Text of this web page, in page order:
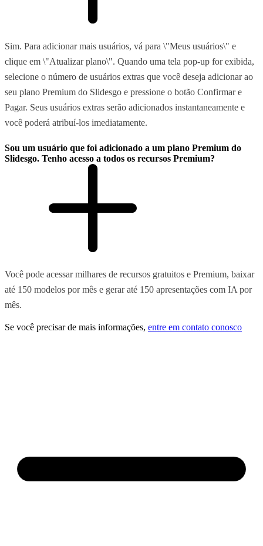
Sim. Para adicionar mais usuários, vá para \"Meus usuários\" e
clique em \"Atualizar plano\". Quando uma tela pop-up for exibida,
selecione o número de usuários extras que você deseja adicionar ao
seu plano Premium do Slidesgo e pressione o botão Confirmar e
Pagar. Seus usuários extras serão adicionados instantaneamente e
você poderá atribuí-los imediatamente.
Sou um usuário que foi adicionado a um plano Premium do
Slidesgo. Tenho acesso a todos os recursos Premium?
Você pode acessar milhares de recursos gratuitos e Premium, baixar
até 150 modelos por mês e gerar até 150 apresentações com IA por
mês.
Se você precisar de mais informações, entre em contato conosco